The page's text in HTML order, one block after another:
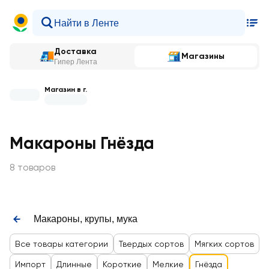
Доставка
Гипер Лента
Магазины
Магазин в г.
Макароны Гнёзда
8 товаров
Макароны, крупы, мука
Все товары категории Твердых сортов Мягких сортов
Импорт Длинные Короткие Мелкие Гнёзда